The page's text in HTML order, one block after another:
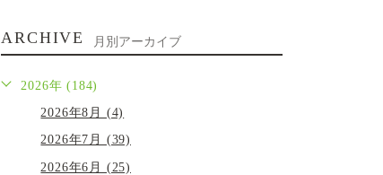
ARCHIVE 月別アーカイブ
2026年 (184)
2026年8月 (4)
2026年7月 (39)
2026年6月 (25)